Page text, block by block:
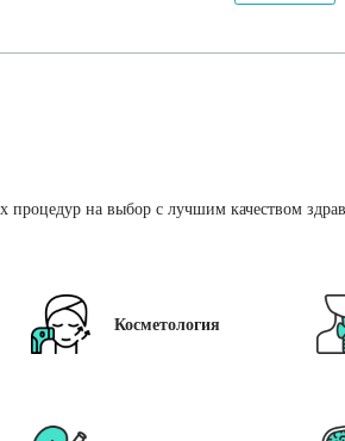
на выбор с лучшим качеством
Косметология